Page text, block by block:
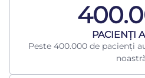
​PACIENȚI
Peste 400.000 de pacienți